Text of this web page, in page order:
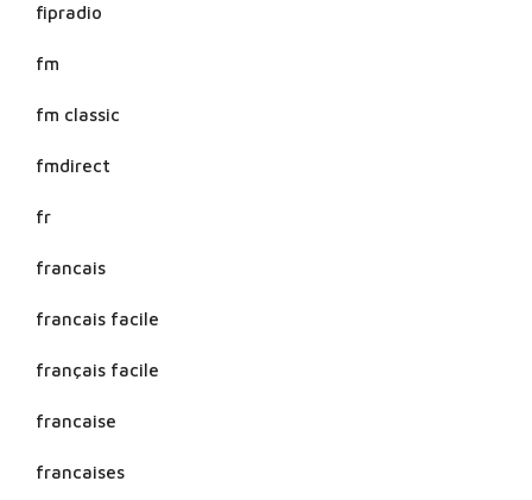
fipradio
fm
fm classic
fmdirect
fr
francais
francais facile
français facile
francaise
francaises